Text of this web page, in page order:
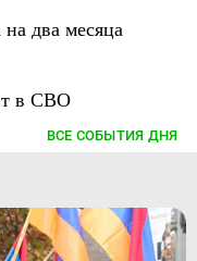
два месяца
в СВО
ВСЕ СОБЫТИЯ ДНЯ